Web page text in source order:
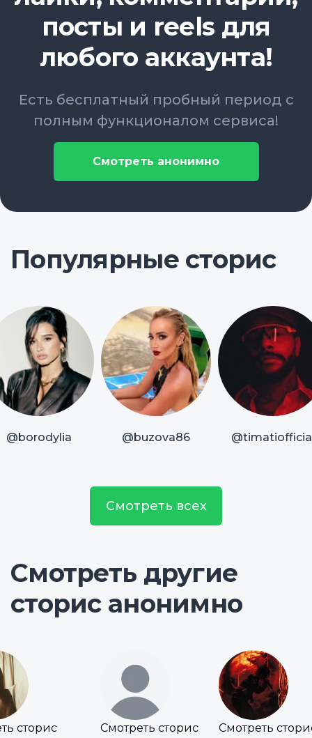
посты и reels для
любого аккаунта!
Есть бесплатный пробный период с
полным функционалом сервиса!
Смотреть анонимно
Популярные сторис
@borodylia @buzova86
Смотреть всех
Смотреть другие
сторис анонимно
сторис Смотреть сторис Смотреть